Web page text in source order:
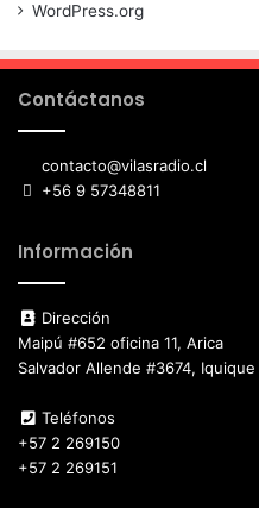
WordPress.org
Contáctanos
contacto@vilasradio.cl
+56 9 57348811
Información
Dirección
Maipú #652 oficina 11, Arica
Salvador Allende #3674, Iquique
Teléfonos
+57 2 269150
+57 2 269151